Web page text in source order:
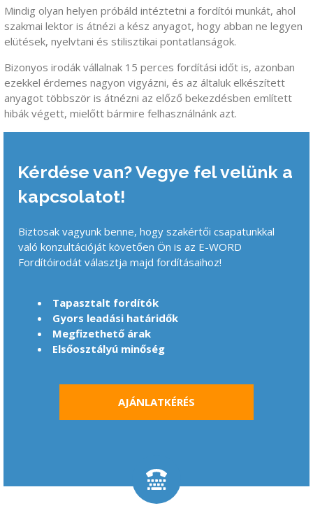
Mindig olyan helyen próbáld intéztetni a fordítói munkát, ahol
szakmai lektor is átnézi a kész anyagot, hogy abban ne legyen
elütések, nyelvtani és stilisztikai pontatlanságok.
Bizonyos irodák vállalnak 15 perces fordítási időt is, azonban
ezekkel érdemes nagyon vigyázni, és az általuk elkészített
anyagot többször is átnézni az előző bekezdésben említett
hibák végett, mielőtt bármire felhasználnánk azt.
Kérdése van? Vegye fel velünk a
kapcsolatot!
Biztosak vagyunk benne, hogy szakértői csapatunkkal
való konzultációját követően Ön is az E-WORD
Fordítóirodát választja majd fordításaihoz!
Tapasztalt fordítók
Gyors leadási határidők
Megfizethető árak
Elsőosztályú minőség
AJÁNLATKÉRÉS